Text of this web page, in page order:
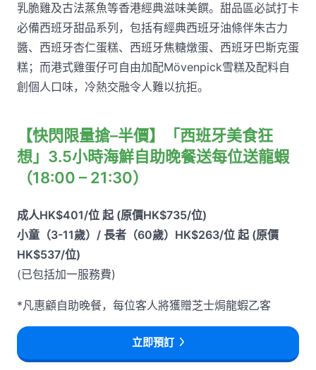
乳脆雞及古法蒸魚等香港經典滋味美饌。甜品區必試打卡
必備西班牙甜品系列，包括有經典西班牙油條伴朱古力
醬、西班牙杏仁蛋糕、西班牙焦糖燉蛋、西班牙巴斯克蛋
糕；而港式雞蛋仔可自由加配Mövenpick雪糕及配料自
創個人口味，冷熱交融令人難以抗拒。
【快閃限量搶–半價】「西班牙美食狂
想」3.5小時海鮮自助晚餐送每位送龍蝦
（18:00 – 21:30）
成人HK$401/位 起 (原價HK$735/位)
小童（3-11歲）/ 長者（60歲）HK$263/位 起 (原價
HK$537/位)
(已包括加一服務費)
*凡惠顧自助晚餐，每位客人將獲贈芝士焗龍蝦乙客
立即預訂